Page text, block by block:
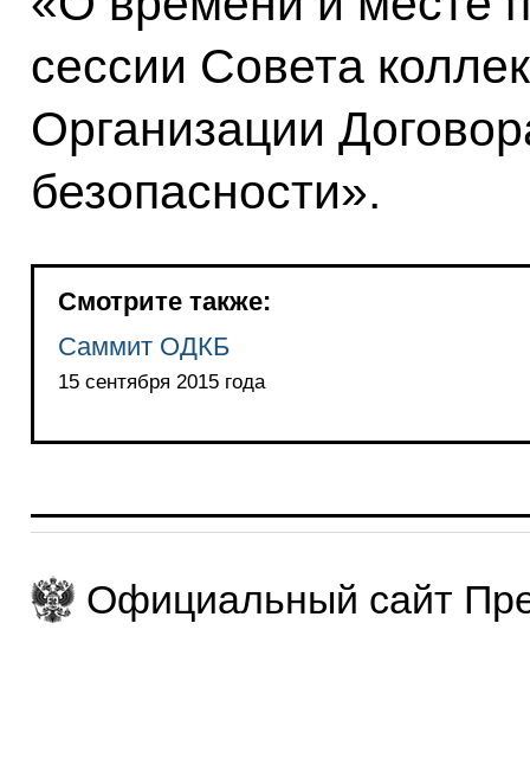
сессии Совета
Организации
безопасности».
Смотрите также:
Саммит ОДКБ
15 сентября 2015 года
Официальный сайт